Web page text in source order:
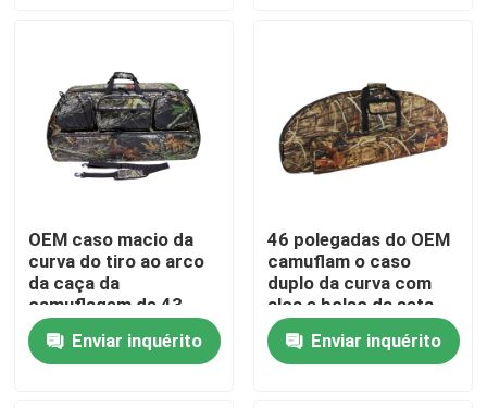
Sobre nós
Controle de qualidade
Contacte-nos
OEM caso macio da
curva do tiro ao arco
da caça da
camuflagem de 43
polegadas com
acessórios bolso e
alça para curvas
Enviar inquérito
46 polegadas do OEM
camuflam o caso
duplo da curva com
alça e bolso da seta
para a caça
Enviar inquérito